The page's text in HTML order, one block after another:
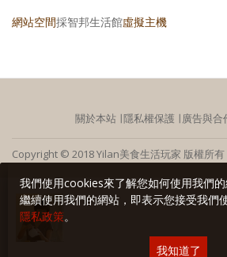
網站空間採智邦生活館虛擬主機
關於本站 ∣隱私權保護 ∣廣告與合
Copyright © 2018 Yilan美食生活玩家 版權所
我們使用cookies來了解您如何使用我們的
繼續使用我們的網站，即表示您接受我們
隱私政策。
我知道了